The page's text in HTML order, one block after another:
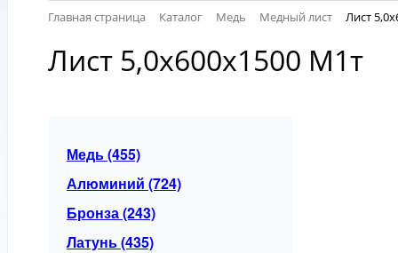
Главная страница Каталог Медь Медный лист Лист
Лист 5,0х600х1500 М1т
Медь (455)
Алюминий (724)
Бронза (243)
Латунь (435)